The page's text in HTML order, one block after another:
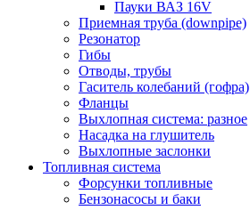
Пауки ВАЗ 16V
Приемная труба (downpipe)
Резонатор
Гибы
Отводы, трубы
Гаситель колебаний (гофра)
Фланцы
Выхлопная система: разное
Насадка на глушитель
Выхлопные заслонки
Топливная система
Форсунки топливные
Бензонасосы и баки